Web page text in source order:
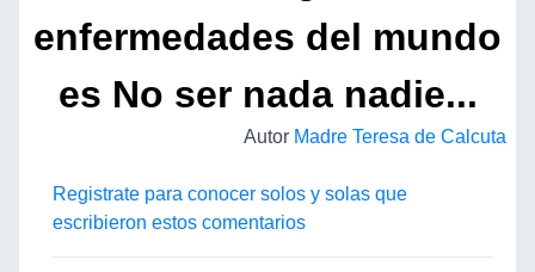
enfermedades del mundo
es No ser nada nadie...
Autor Madre Teresa de Calcuta
Registrate para conocer solos y solas que
escribieron estos comentarios